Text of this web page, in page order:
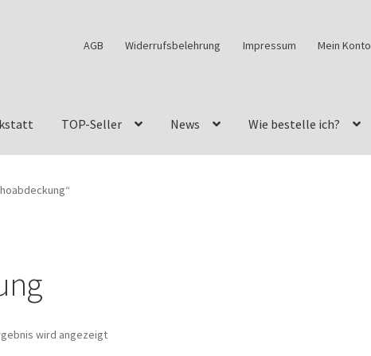
AGB Widerrufsbelehrung Impressum Mein Konto
TOP-Seller News Wie bestelle ich?
Felge ist für mein G-Modell 2018 verfügbar
Restore – Tune – Drive
wird angezeigt